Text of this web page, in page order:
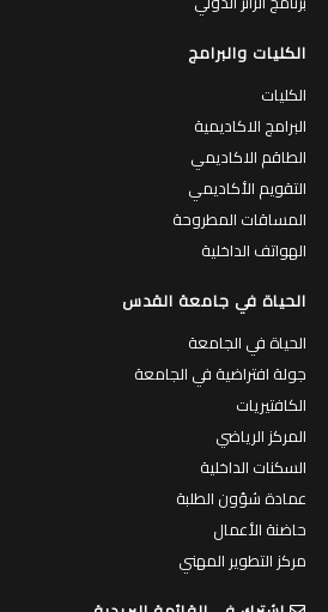
الكليات والبرامج
الكليات
البرامج الاكاديمية
الطاقم الاكاديمي
التقويم الأكاديمي
المساقات المطروحة
الهواتف الداخلية
الحياة في جامعة القدس
الحياة في الجامعة
جولة افتراضية في الجامعة
الكافتيريات
المركز الرياضي
السكنات الداخلية
عمادة شؤون الطلبة
حاضنة الأعمال
مركز التطوير المهني